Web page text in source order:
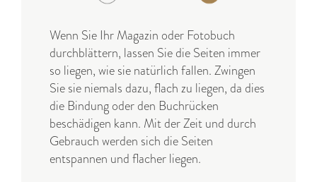
Wenn Sie Ihr Magazin oder Fotobuch
durchblättern, lassen Sie die Seiten immer
so liegen, wie sie natürlich fallen. Zwingen
Sie sie niemals dazu, flach zu liegen, da dies
die Bindung oder den Buchrücken
beschädigen kann. Mit der Zeit und durch
Gebrauch werden sich die Seiten
entspannen und flacher liegen.